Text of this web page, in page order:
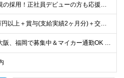
≪人柄重視の採用！正社員デビューの方も応援◎≫ ★フリーターの方、転職回数なども一切不問 ■未経験OK ■学歴不問 ■普通自動車免許をお持ちの方（AT限定可） ≪こんな方にピッタリです！≫ ◎未経験
■月給26万円以上＋賞与(支給実績2ヶ月分)＋交通費 ★6月からはチームインセンティブも新たに導入予定！ ※スキル・経験を考慮の上、決定いたします ※上記には見込み残業代2万円以上（24時間分）を含
★横浜、大阪、福岡で募集中＆マイカー通勤OK ★転勤はありません ★希望の勤務地に配属します 【本社】 神奈川県横浜市戸塚区矢部町65 イェルコローレビル1F 【大阪オフィス】 大阪府大阪市北区池